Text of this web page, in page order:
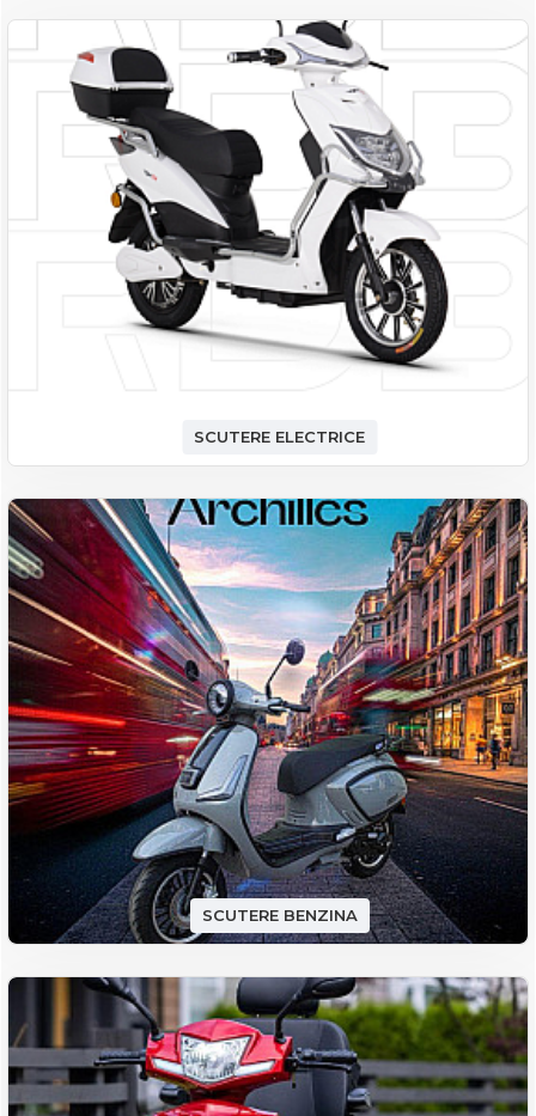
SCUTERE ELECTRICE
SCUTERE BENZINA